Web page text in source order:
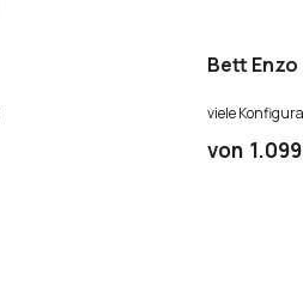
Bett Enzo
viele
von